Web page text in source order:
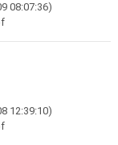
08:07:36)
12:39:10)